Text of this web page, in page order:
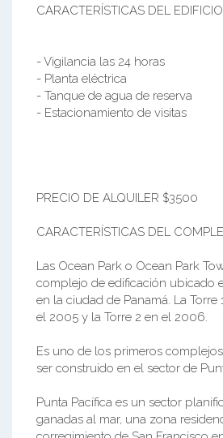
CARACTERÍSTICAS DEL
- Vigilancia las 24 horas
- Planta eléctrica
- Tanque de agua de reserva
- Estacionamiento de visitas
PRECIO DE ALQUILER $3500
CARACTERÍSTICAS DEL
Las Ocean Park o Ocean Park
complejo de edificación ubicado
en la ciudad de Panamá. La Torre
el 2005 y la Torre 2 en el 2006.
Es uno de los primeros
ser construido en el sector de
Punta Pacífica es un sector
ganadas al mar, una zona